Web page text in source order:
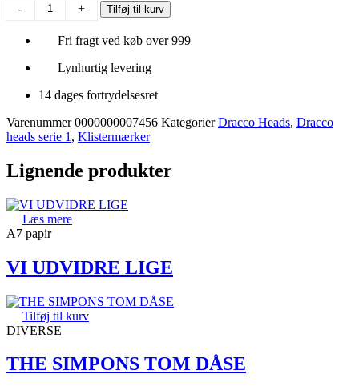
-
antal
+ Tilføj til kurv
Fri fragt ved køb over 999
Lynhurtig levering
14 dages fortrydelsesret
Varenummer0000000007456 Kategorier Dracco Heads, Dracco
heads serie 1 , Klistermærker
Lignende produkter
Læs mere
A7 papir
VI UDVIDRE LIGE
Tilføj til kurv
DIVERSE
THE SIMPONS TOM DÅSE